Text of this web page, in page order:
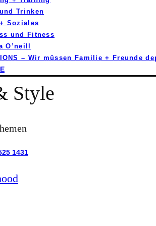
Trinken
Soziales
und Fitness
O’neill
– Wir müssen Familie + Freunde
Style